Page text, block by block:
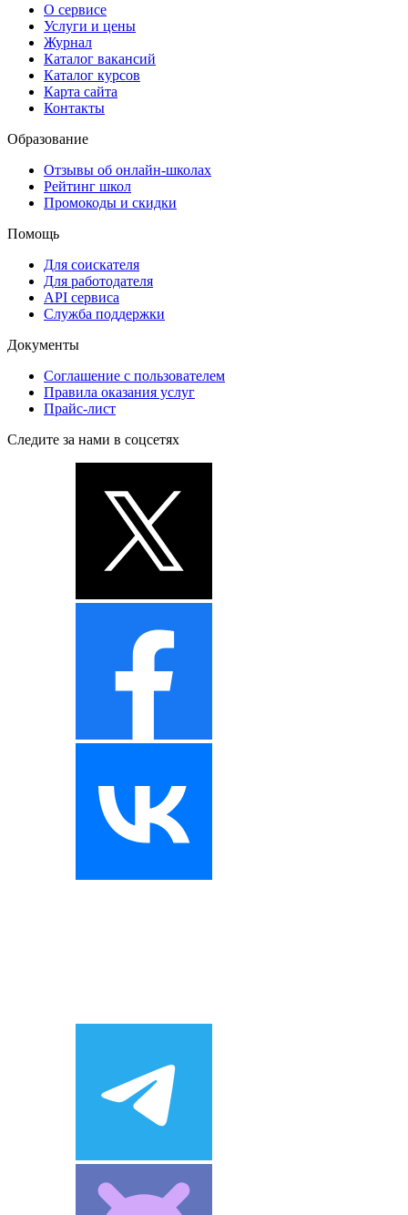
О сервисе
Услуги и цены
Журнал
Каталог вакансий
Каталог курсов
Карта сайта
Контакты
Образование
Отзывы об онлайн-школах
Рейтинг школ
Промокоды и скидки
Помощь
Для соискателя
Для работодателя
API сервиса
Служба поддержки
Документы
Соглашение с пользователем
Правила оказания услуг
Прайс-лист
Следите за нами в соцсетях